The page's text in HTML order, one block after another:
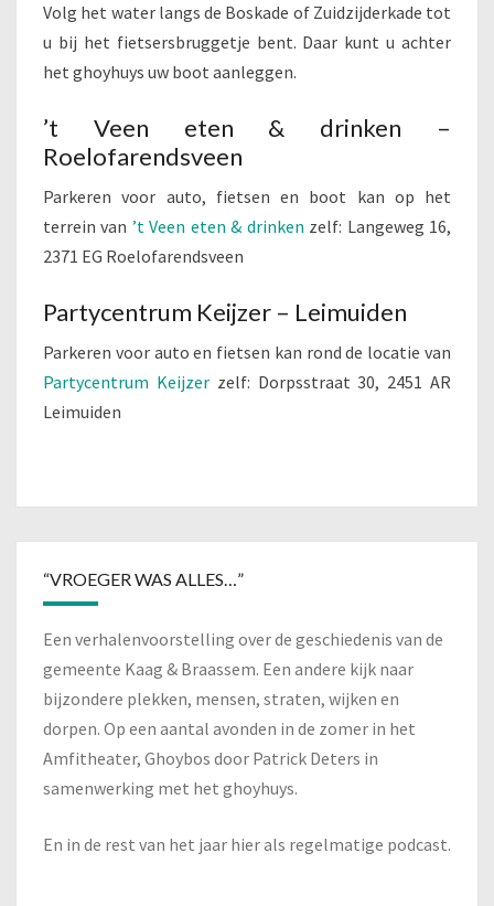
Volg het water langs de Boskade of Zuidzijderkade tot
u bij het fietsersbruggetje bent. Daar kunt u achter
het ghoyhuys uw boot aanleggen.
’t Veen eten & drinken –
Roelofarendsveen
Parkeren voor auto, fietsen en boot kan op het
terrein van ’t Veen eten & drinken zelf: Langeweg 16,
2371 EG Roelofarendsveen
Partycentrum Keijzer – Leimuiden
Parkeren voor auto en fietsen kan rond de locatie van
Partycentrum Keijzerzelf: Dorpsstraat 30, 2451 AR
Leimuiden
“VROEGER WAS ALLES…”
Een verhalenvoorstelling over de geschiedenis van de
gemeente Kaag & Braassem. Een andere kijk naar
bijzondere plekken, mensen, straten, wijken en
dorpen. Op een aantal avonden in de zomer in het
Amfitheater, Ghoybos door Patrick Deters in
samenwerking met het ghoyhuys.
En in de rest van het jaar hier als regelmatige podcast.